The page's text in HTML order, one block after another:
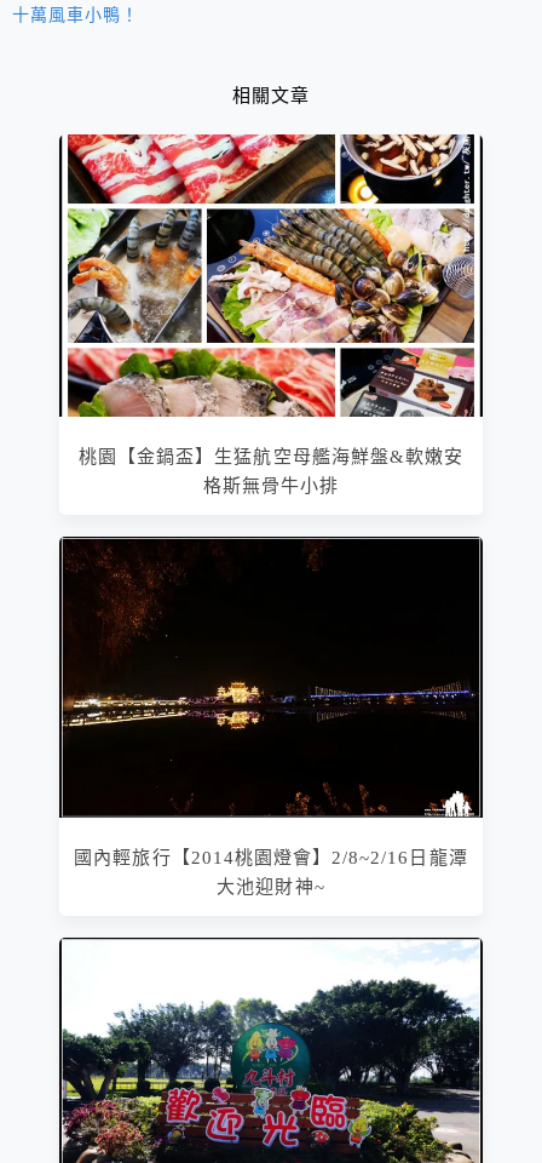
十萬風車小鴨！
相關文章
桃園【金鍋盃】生猛航空母艦海鮮盤&軟嫩安
格斯無骨牛小排
國內輕旅行【2014桃園燈會】2/8~2/16日龍潭
大池迎財神~